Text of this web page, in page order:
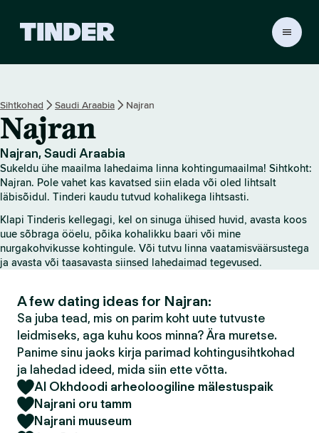
r
v
a
l
e
t
Sihtkohad Saudi Araabia Najran
Najran
Najran, Saudi Araabia
Sukeldu ühe maailma lahedaima linna kohtingumaailma! Sihtkoht:
Najran. Pole vahet kas kavatsed siin elada või oled lihtsalt
läbisõidul. Tinderi kaudu tutvud kohalikega lihtsasti.
Klapi Tinderis kellegagi, kel on sinuga ühised huvid, avasta koos
uue sõbraga ööelu, põika kohalikku baari või mine
nurgakohvikusse kohtingule. Või tutvu linna vaatamisväärsustega
ja avasta või taasavasta siinsed lahedaimad tegevused.
A few dating ideas for Najran:
Sa juba tead, mis on parim koht uute tutvuste
leidmiseks, aga kuhu koos minna? Ära muretse.
Panime sinu jaoks kirja parimad kohtingusihtkohad
ja lahedad ideed, mida siin ette võtta.
Al Okhdoodi arheoloogiline mälestuspaik
Najrani oru tamm
Najrani muuseum